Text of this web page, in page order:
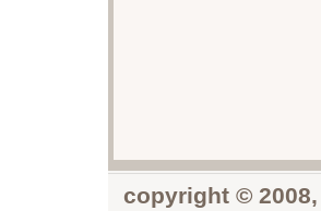
copyright ©